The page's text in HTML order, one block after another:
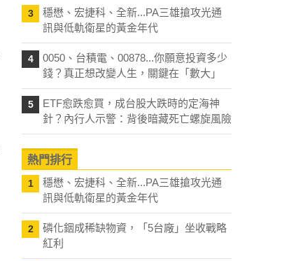
3
穩懋、宏捷科、全新...PA三雄搶攻光通
訊與低軌衛星的黃金年代
4
0050、台積電、00878...你願意投資多少
錢？真正想改變人生，關鍵在「數大」
5
ETF愈跌愈買，成台股大跌時的定海神
針？內行人示警：背後暗藏死亡螺旋風險
熱門排行
1
穩懋、宏捷科、全新...PA三雄搶攻光通
訊與低軌衛星的黃金年代
2
磷化銦成稀缺物資，「5台廠」坐收戰略
紅利